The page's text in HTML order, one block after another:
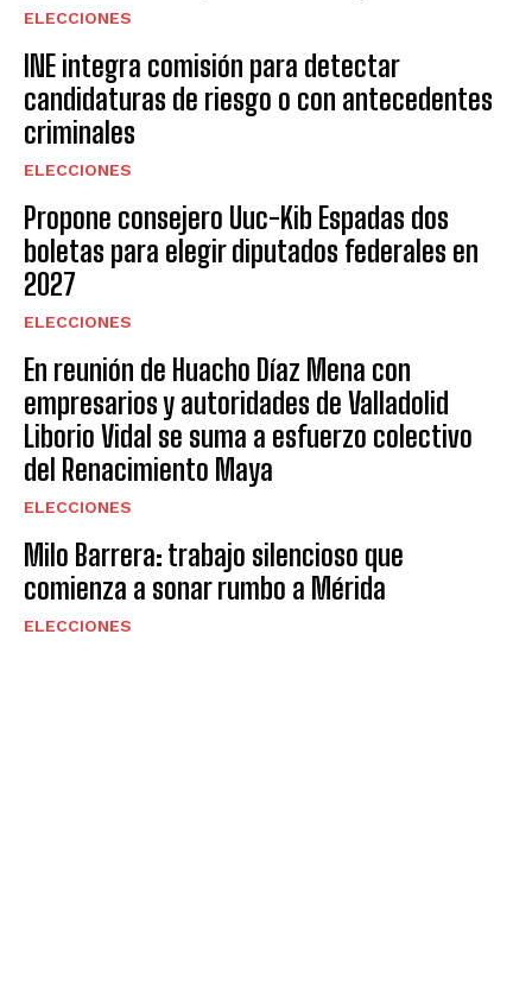
ELECCIONES
INE integra comisión para detectar
candidaturas de riesgo o con antecedentes
criminales
ELECCIONES
Propone consejero Uuc-Kib Espadas dos
boletas para elegir diputados federales en
2027
ELECCIONES
En reunión de Huacho Díaz Mena con
empresarios y autoridades de Valladolid
Liborio Vidal se suma a esfuerzo colectivo
del Renacimiento Maya
ELECCIONES
Milo Barrera: trabajo silencioso que
comienza a sonar rumbo a Mérida
ELECCIONES